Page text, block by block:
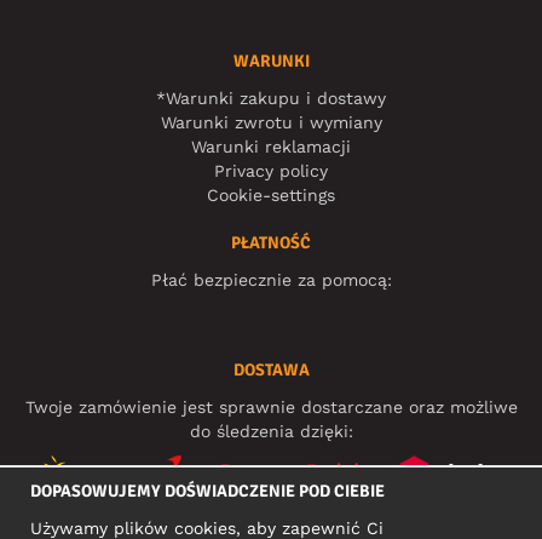
WARUNKI
*Warunki zakupu i dostawy
Warunki zwrotu i wymiany
Warunki reklamacji
Privacy policy
Cookie-settings
PŁATNOŚĆ
Płać bezpiecznie za pomocą:
DOSTAWA
Twoje zamówienie jest sprawnie dostarczane oraz możliwe
do śledzenia dzięki:
MEDIA SPOŁECZNOŚCIOWE
DOPASOWUJEMY DOŚWIADCZENIE POD CIEBIE
Używamy plików cookies, aby zapewnić Ci